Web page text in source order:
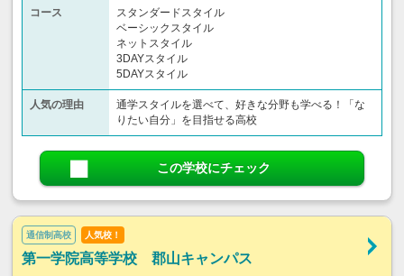
コース
スタンダードスタイル
ベーシックスタイル
ネットスタイル
3DAYスタイル
5DAYスタイル
人気の理由
通学スタイルを選べて、好きな分野も学べる！「な
りたい自分」を目指せる高校
この学校にチェック
通信制高校 人気校！
第一学院高等学校 郡山キャンパス